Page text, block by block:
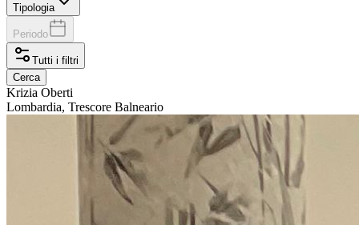
Tipologia
Periodo
Tutti i filtri
Cerca
Krizia Oberti
Lombardia, Trescore Balneario